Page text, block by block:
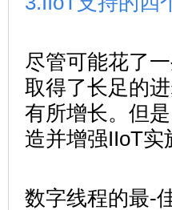
尽管可能花了
取得了长足的
有所增长。但
造并增强IIoT实
数字线程的最-